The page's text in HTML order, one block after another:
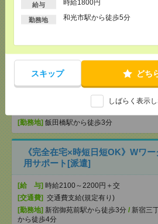
給与 時給1800円
勤務地
和光市駅から徒歩5分
スキップ どち
しばらく表示
[給 与]時給1800円
[交通費]全額支給
【人気の大学事務！】PC操作で
大学で学校事務[派遣]
[勤務地] 飯田橋駅から徒歩3分
《完全在宅×時短日短OK》Wワ
用サポート[派遣]
[給 与] 時給2100～2200円＋交
[交通費] 交通費支給(規定有り)
[勤務地] 新宿御苑前駅から徒歩3分 / 新宿三
から徒歩4分